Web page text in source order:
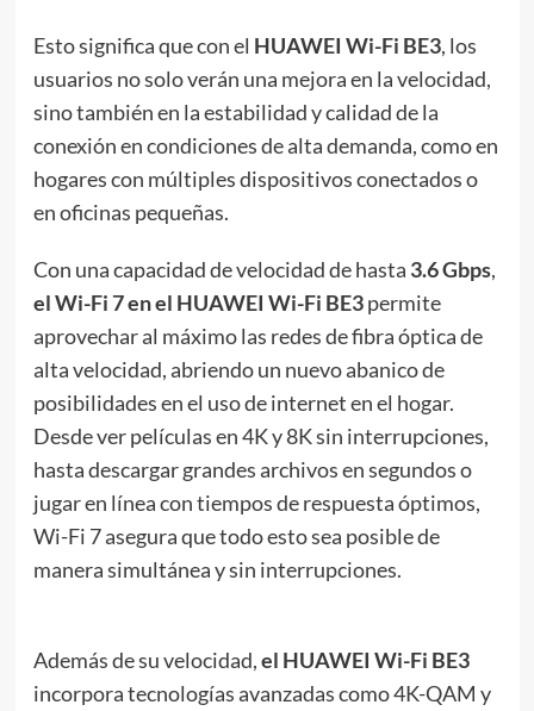
Esto significa que con el HUAWEI Wi-Fi BE3, los
usuarios no solo verán una mejora en la velocidad,
sino también en la estabilidad y calidad de la
conexión en condiciones de alta demanda, como en
hogares con múltiples dispositivos conectados o
en oficinas pequeñas.
Con una capacidad de velocidad de hasta 3.6 Gbps,
el Wi-Fi 7 en el HUAWEI Wi-Fi BE3permite
aprovechar al máximo las redes de fibra óptica de
alta velocidad, abriendo un nuevo abanico de
posibilidades en el uso de internet en el hogar.
Desde ver películas en 4K y 8K sin interrupciones,
hasta descargar grandes archivos en segundos o
jugar en línea con tiempos de respuesta óptimos,
Wi-Fi 7 asegura que todo esto sea posible de
manera simultánea y sin interrupciones.
Además de su velocidad,el HUAWEI Wi-Fi BE3
incorpora tecnologías avanzadas como 4K-QAM y